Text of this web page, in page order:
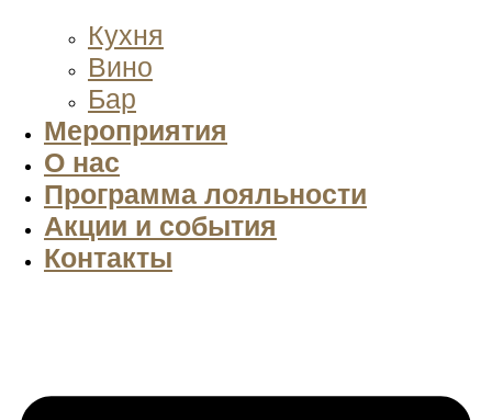
Кухня
Вино
Бар
Мероприятия
О нас
Программа лояльности
Акции и события
Контакты